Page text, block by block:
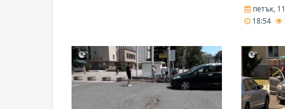
петък,
18:54